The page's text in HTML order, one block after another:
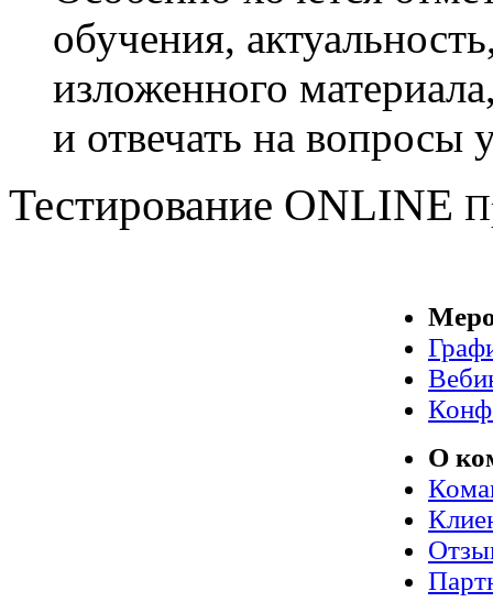
обучения,
изложенного
и отвечать на вопросы
Тестирование ONLINE
О